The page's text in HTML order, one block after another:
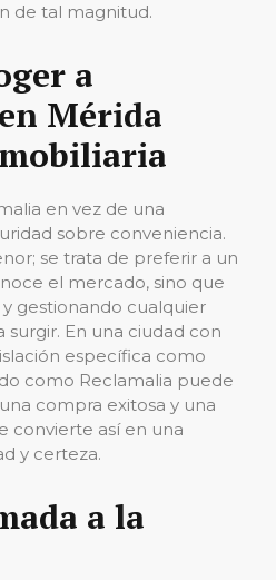
de tal magnitud.
a
Mérida
en vez de una
sobre conveniencia.
se trata de preferir a un
el mercado, sino que
gestionando cualquier
En una ciudad con
específica como
como Reclamalia puede
compra exitosa y una
convierte así en una
y certeza.
a la